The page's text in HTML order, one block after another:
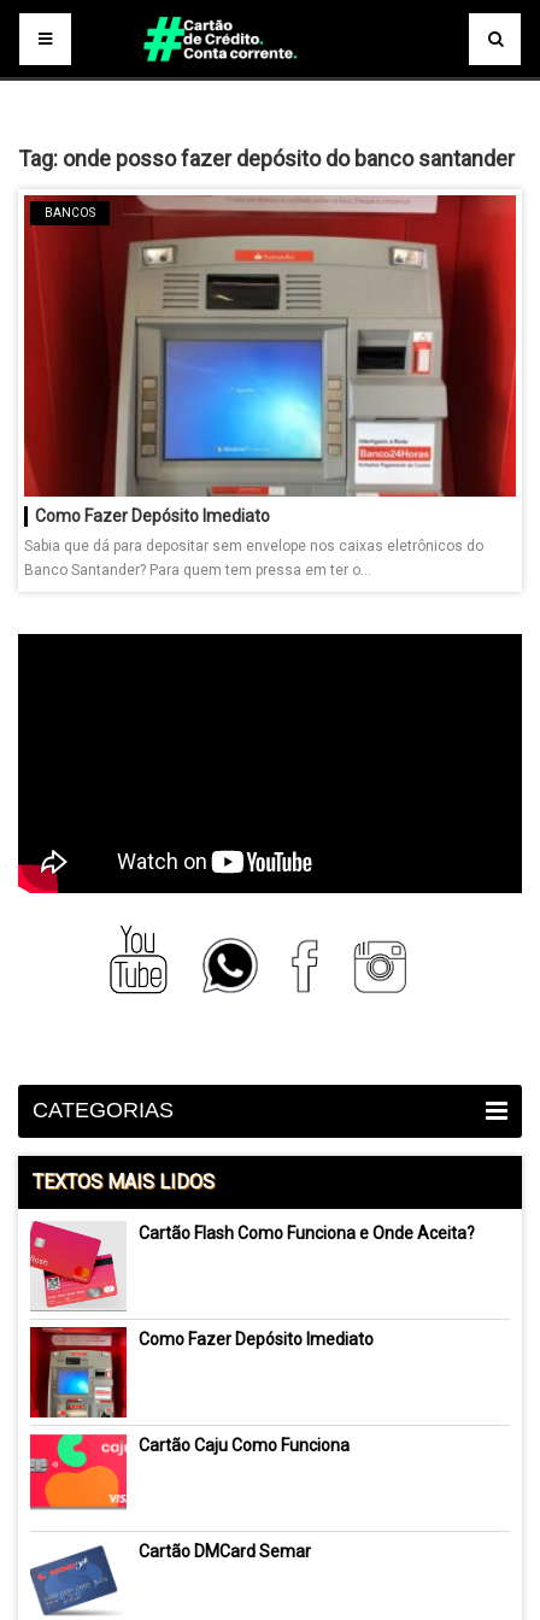
Tag: onde posso fazer depósito do banco santander
BANCOS
Como Fazer Depósito Imediato
Sabia que dá para depositar sem envelope nos caixas eletrônicos do
Banco Santander? Para quem tem pressa em ter o...
CATEGORIAS
TEXTOS MAIS LIDOS
Cartão Flash Como Funciona e Onde Aceita?
Como Fazer Depósito Imediato
Cartão Caju Como Funciona
Cartão DMCard Semar